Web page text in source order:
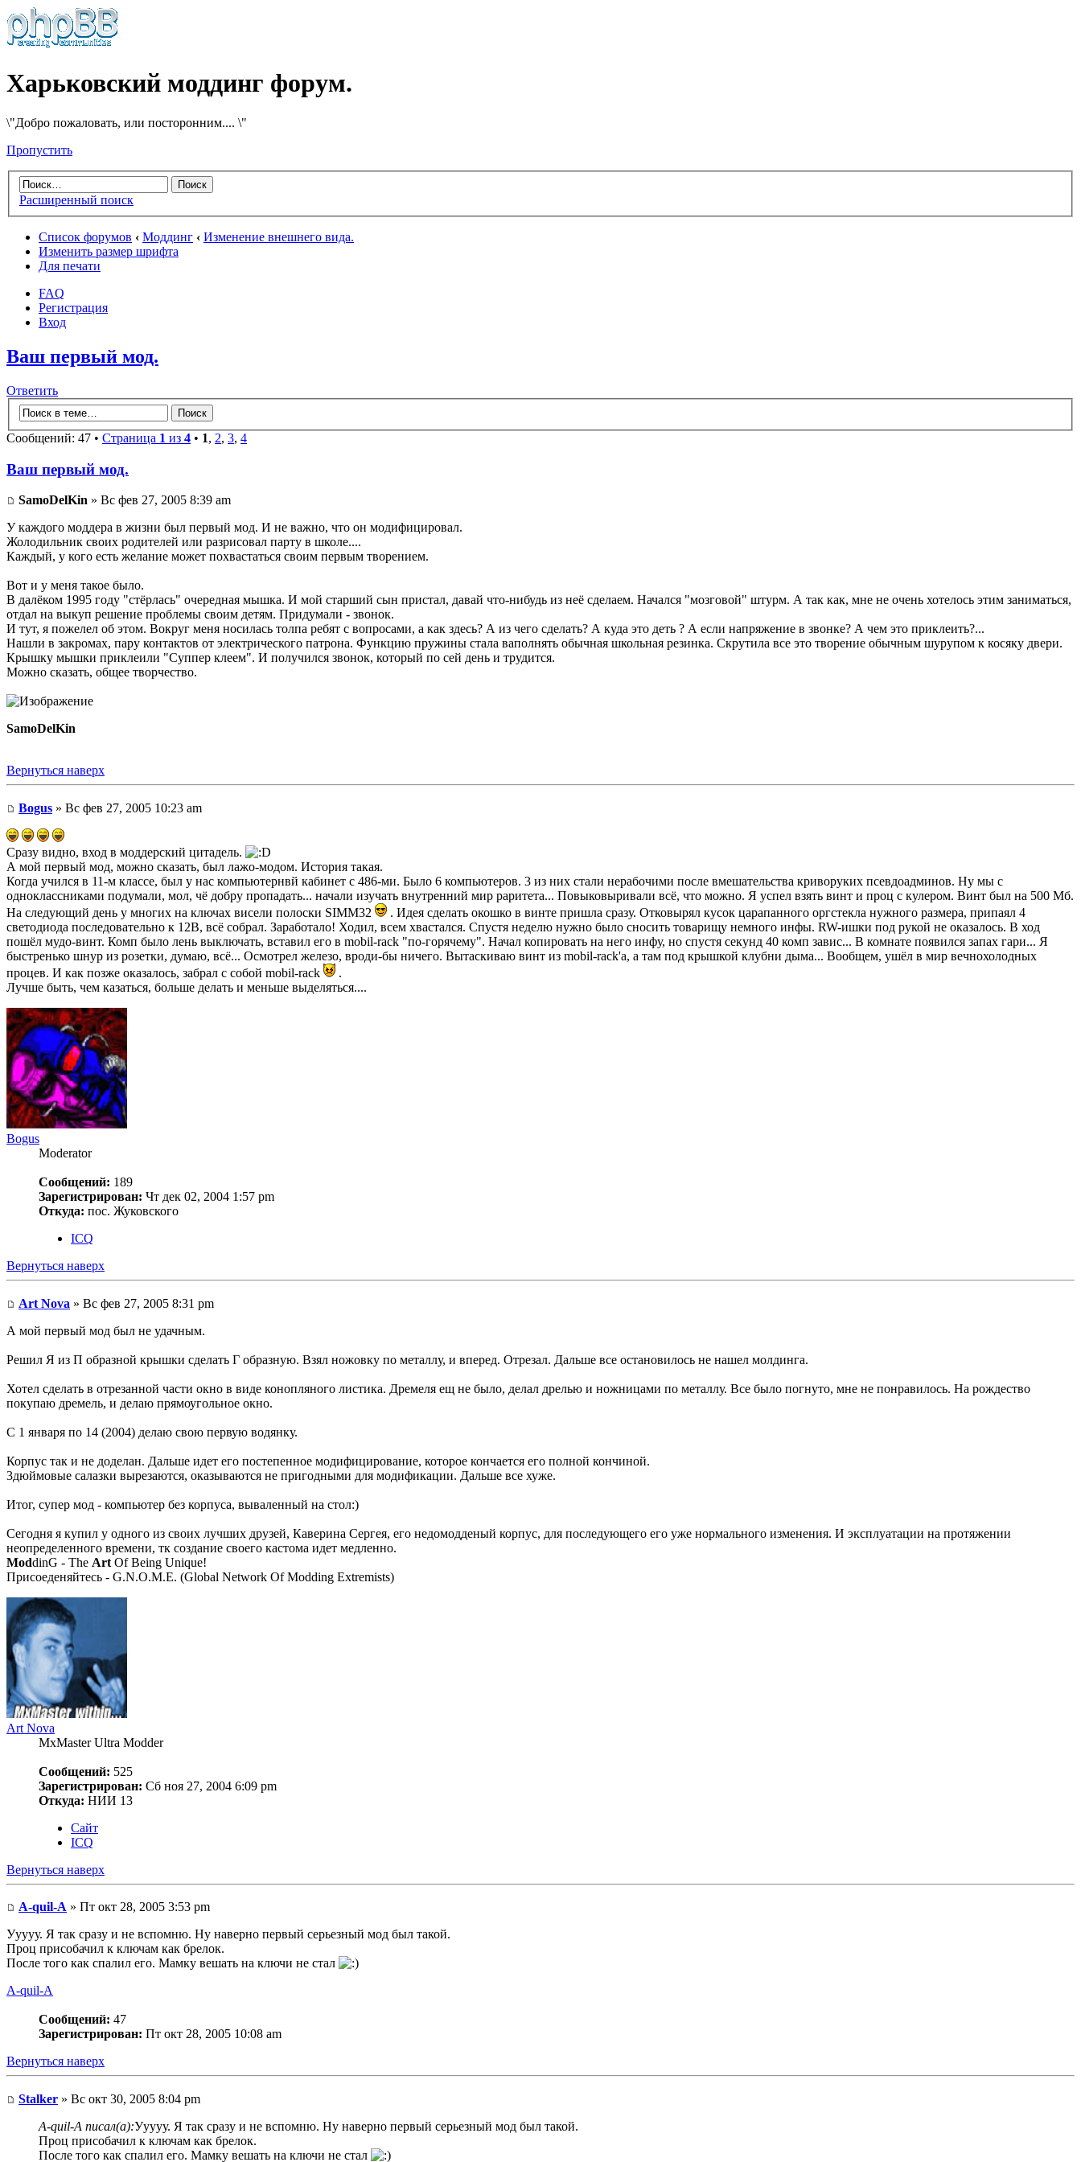
Харьковский моддинг форум.
\"Добро пожаловать, или посторонним.... \"
Пропустить
Расширенный поиск
Список форумов ‹ Моддинг ‹ Изменение внешнего вида.
Изменить размер шрифта
Для печати
FAQ
Регистрация
Вход
Ваш первый мод.
Ответить
Сообщений: 47 • Страница 1 из 4 • 1, 2, 3, 4
Ваш первый мод.
SamoDelKin » Вс фев 27, 2005 8:39 am
У каждого моддера в жизни был первый мод. И не важно, что он модифицировал.
Жолодильник своих родителей или разрисовал парту в школе....
Каждый, у кого есть желание может похвастаться своим первым творением.
Вот и у меня такое было.
В далёком 1995 году "стёрлась" очередная мышка. И мой старший сын пристал, давай что-нибудь из неё сделаем. Начался "мозговой" штурм. А так как, мне не очень хотелось этим заниматься,
отдал на выкуп решение проблемы своим детям. Придумали - звонок.
И тут, я пожелел об этом. Вокруг меня носилась толпа ребят с вопросами, а как здесь? А из чего сделать? А куда это деть ? А если напряжение в звонке? А чем это приклеить?...
Нашли в закромах, пару контактов от электрического патрона. Функцию пружины стала ваполнять обычная школьная резинка. Скрутила все это творение обычным шурупом к косяку двери.
Крышку мышки приклеили "Суппер клеем". И получился звонок, который по сей день и трудится.
Можно сказать, общее творчество.
SamoDelKin
Вернуться наверх
Bogus » Вс фев 27, 2005 10:23 am
Сразу видно, вход в моддерский цитадель.
А мой первый мод, можно сказать, был лажо-модом. История такая.
Когда учился в 11-м классе, был у нас компьютернвй кабинет с 486-ми. Было 6 компьютеров. 3 из них стали нерабочими после вмешательства криворуких псевдоадминов. Ну мы с
одноклассниками подумали, мол, чё добру пропадать... начали изучать внутренний мир раритета... Повыковыривали всё, что можно. Я успел взять винт и проц с кулером. Винт был на 500 Мб.
На следующий день у многих на ключах висели полоски SIMM32
. Идея сделать окошко в винте пришла сразу. Отковырял кусок царапанного оргстекла нужного размера, припаял 4
светодиода последовательно к 12В, всё собрал. Заработало! Ходил, всем хвастался. Спустя неделю нужно было сносить товарищу немного инфы. RW-ишки под рукой не оказалось. В ход
пошёл мудо-винт. Комп было лень выключать, вставил его в mobil-rack "по-горячему". Начал копировать на него инфу, но спустя секунд 40 комп завис... В комнате появился запах гари... Я
быстренько шнур из розетки, думаю, всё... Осмотрел железо, вроди-бы ничего. Вытаскиваю винт из mobil-rack'а, а там под крышкой клубни дыма... Вообщем, ушёл в мир вечнохолодных
процев. И как позже оказалось, забрал с собой mobil-rack
.
Лучше быть, чем казаться, больше делать и меньше выделяться....
Bogus
Moderator
Сообщений: 189
Зарегистрирован: Чт дек 02, 2004 1:57 pm
Откуда: пос. Жуковского
ICQ
Вернуться наверх
Art Nova » Вс фев 27, 2005 8:31 pm
А мой первый мод был не удачным.
Решил Я из П образной крышки сделать Г образную. Взял ножовку по металлу, и вперед. Отрезал. Дальше все остановилось не нашел молдинга.
Хотел сделать в отрезанной части окно в виде конопляного листика. Дремеля ещ не было, делал дрелью и ножницами по металлу. Все было погнуто, мне не понравилось. На рождество
покупаю дремель, и делаю прямоугольное окно.
С 1 января по 14 (2004) делаю свою первую водянку.
Корпус так и не доделан. Дальше идет его постепенное модифицирование, которое кончается его полной кончиной.
3дюймовые салазки вырезаются, оказываются не пригодными для модификации. Дальше все хуже.
Итог, супер мод - компьютер без корпуса, вываленный на стол:)
Сегодня я купил у одного из своих лучших друзей, Каверина Сергея, его недомодденый корпус, для последующего его уже нормального изменения. И эксплуатации на протяжении
неопределенного времени, тк создание своего кастома идет медленно.
ModdinG - The Art Of Being Unique!
Присоеденяйтесь - G.N.O.M.E. (Global Network Of Modding Extremists)
Art Nova
MxMaster Ultra Modder
Сообщений: 525
Зарегистрирован: Сб ноя 27, 2004 6:09 pm
Откуда: НИИ 13
Сайт
ICQ
Вернуться наверх
A-quil-A » Пт окт 28, 2005 3:53 pm
Ууууу. Я так сразу и не вспомню. Ну наверно первый серьезный мод был такой.
Проц присобачил к ключам как брелок.
После того как спалил его. Мамку вешать на ключи не стал
A-quil-A
Сообщений: 47
Зарегистрирован: Пт окт 28, 2005 10:08 am
Вернуться наверх
Stalker » Вс окт 30, 2005 8:04 pm
A-quil-A писал(а):Ууууу. Я так сразу и не вспомню. Ну наверно первый серьезный мод был такой.
Проц присобачил к ключам как брелок.
После того как спалил его. Мамку вешать на ключи не стал